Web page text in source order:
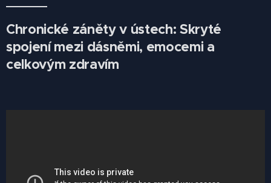
Chronické záněty v ústech: Skryté
spojení mezi dásněmi, emocemi a
celkovým zdravím